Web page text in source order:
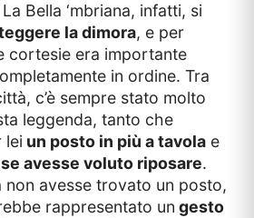
Bella ‘mbriana, infatti, si
la dimora, e per
cortesie era importante
in ordine. Tra
c’è sempre stato molto
leggenda, tanto che
lei un posto in più a tavola e
avesse voluto riposare.
non avesse trovato un posto,
rappresentato un gesto